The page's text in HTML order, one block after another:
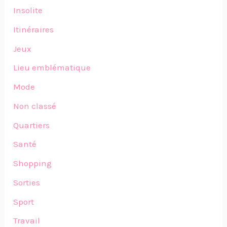
Insolite
Itinéraires
Jeux
Lieu emblématique
Mode
Non classé
Quartiers
Santé
Shopping
Sorties
Sport
Travail